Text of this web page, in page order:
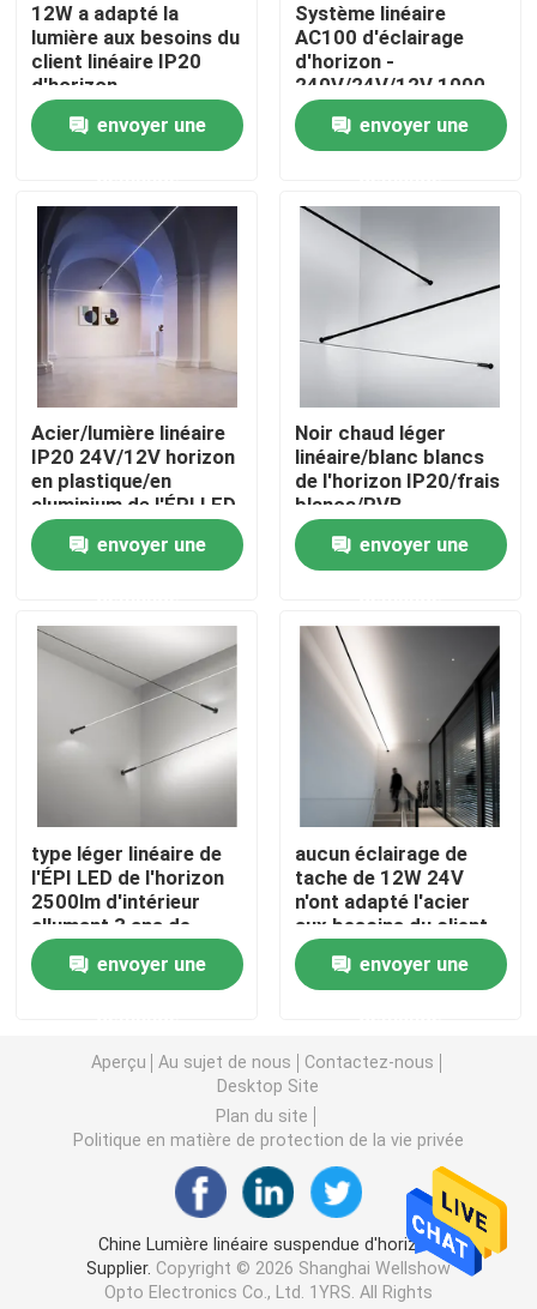
Aperçu
Produits
Vidéos
A propos de nous
Visite d'usine
Contrôle de la qualité
Contact
Demande de soumission
Lumière de bande au néon de LED
lumière de bande flexible au néon
Lumière de bande au néon de silicone
lumière menée d'épi
Lumière de bande flexible de LED
Lumière linéaire d'horizon
Sous la lumière de bande du Cabinet LED
Lumière de bijoux de LED
12W a adapté la
lumière aux besoins du
client linéaire IP20
d'horizon
envoyer une
Système linéaire
AC100 d'éclairage
d'horizon -
240V/24V/12V 1000
heures de durée de vie
envoyer une
Acier/lumière linéaire
IP20 24V/12V horizon
en plastique/en
aluminium de l'ÉPI LED
envoyer une
Noir chaud léger
linéaire/blanc blancs
de l'horizon IP20/frais
blancs/RVB
envoyer une
type léger linéaire de
l'ÉPI LED de l'horizon
2500lm d'intérieur
allumant 3 ans de
garantie
envoyer une
aucun éclairage de
tache de 12W 24V
n'ont adapté l'acier
aux besoins du client
léger linéaire
d'horizon/en
plastique/aluminium
envoyer une
Aperçu Au sujet de nous
Contactez-nous
Desktop Site
Plan du site
Politique en matière de protection de la vie privée
Chine Lumière linéaire suspendue d'horizon
Supplier. Copyright © 2026 Shanghai Wellshow
Opto Electronics Co., Ltd. 1YRS. All Rights